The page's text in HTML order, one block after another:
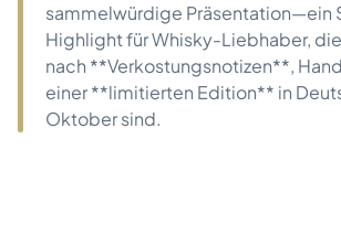
sammelwürdige Präsentation—ein
Highlight für Whisky-Liebhaber,
nach **Verkostungsnotizen**,
einer **limitierten Edition** in
Oktober sind.